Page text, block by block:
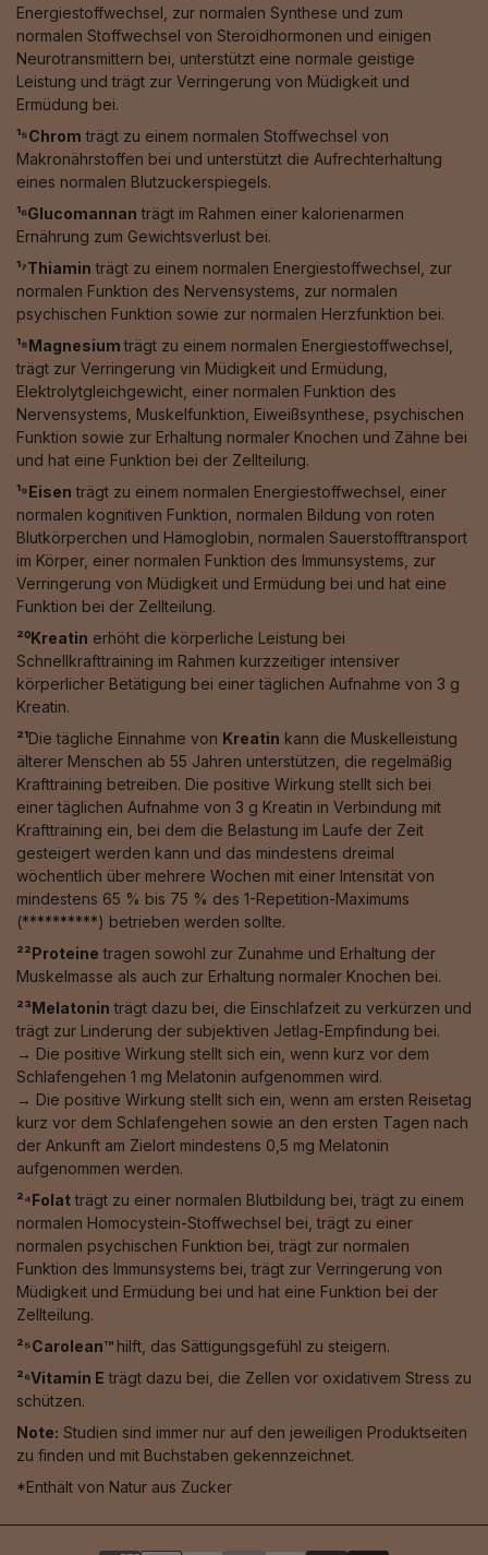
Energiestoffwechsel, zur normalen Synthese und zum
normalen Stoffwechsel von Steroidhormonen und einigen
Neurotransmittern bei, unterstützt eine normale geistige
Leistung und trägt zur Verringerung von Müdigkeit und
Ermüdung bei.
¹⁵Chrom trägt zu einem normalen Stoffwechsel von
Makronährstoffen bei und unterstützt die Aufrechterhaltung
eines normalen Blutzuckerspiegels.
¹⁶Glucomannan trägt im Rahmen einer kalorienarmen
Ernährung zum Gewichtsverlust bei.
¹⁷Thiamin trägt zu einem normalen Energiestoffwechsel, zur
normalen Funktion des Nervensystems, zur normalen
psychischen Funktion sowie zur normalen Herzfunktion bei.
¹⁸Magnesiumträgt zu einem normalen Energiestoffwechsel,
trägt zur Verringerung vin Müdigkeit und Ermüdung,
Elektrolytgleichgewicht, einer normalen Funktion des
Nervensystems, Muskelfunktion, Eiweißsynthese, psychischen
Funktion sowie zur Erhaltung normaler Knochen und Zähne bei
und hat eine Funktion bei der Zellteilung.
¹⁹Eisen trägt zu einem normalen Energiestoffwechsel, einer
normalen kognitiven Funktion, normalen Bildung von roten
Blutkörperchen und Hämoglobin, normalen Sauerstofftransport
im Körper, einer normalen Funktion des Immunsystems, zur
Verringerung von Müdigkeit und Ermüdung bei und hat eine
Funktion bei der Zellteilung.
²⁰Kreatin erhöht die körperliche Leistung bei
Schnellkrafttraining im Rahmen kurzzeitiger intensiver
körperlicher Betätigung bei einer täglichen Aufnahme von 3 g
Kreatin.
²¹Die tägliche Einnahme von Kreatin kann die Muskelleistung
älterer Menschen ab 55 Jahren unterstützen, die regelmäßig
Krafttraining betreiben. Die positive Wirkung stellt sich bei
einer täglichen Aufnahme von 3 g Kreatin in Verbindung mit
Krafttraining ein, bei dem die Belastung im Laufe der Zeit
gesteigert werden kann und das mindestens dreimal
wöchentlich über mehrere Wochen mit einer Intensität von
mindestens 65 % bis 75 % des 1-Repetition-Maximums
(**********) betrieben werden sollte.
²²Proteine tragen sowohl zur Zunahme und Erhaltung der
Muskelmasse als auch zur Erhaltung normaler Knochen bei.
²³Melatonin trägt dazu bei, die Einschlafzeit zu verkürzen und
trägt zur Linderung der subjektiven Jetlag-Empfindung bei.
→ Die positive Wirkung stellt sich ein, wenn kurz vor dem
Schlafengehen 1 mg Melatonin aufgenommen wird.
→ Die positive Wirkung stellt sich ein, wenn am ersten Reisetag
kurz vor dem Schlafengehen sowie an den ersten Tagen nach
der Ankunft am Zielort mindestens 0,5 mg Melatonin
aufgenommen werden.
²⁴Folatträgt zu einer normalen Blutbildung bei, trägt zu einem
normalen Homocystein-Stoffwechsel bei, trägt zu einer
normalen psychischen Funktion bei, trägt zur normalen
Funktion des Immunsystems bei, trägt zur Verringerung von
Müdigkeit und Ermüdung bei und hat eine Funktion bei der
Zellteilung.
²⁵Carolean™️ hilft, das Sättigungsgefühl zu steigern.
²⁶Vitamin E trägt dazu bei, die Zellen vor oxidativem Stress zu
schützen.
Note: Studien sind immer nur auf den jeweiligen Produktseiten
zu finden und mit Buchstaben gekennzeichnet.
*Enthält von Natur aus Zucker